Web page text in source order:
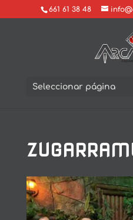
661 61 38 48
Seleccionar página